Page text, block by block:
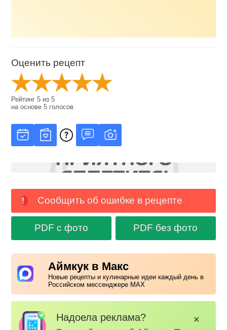
Оценить рецепт
Рейтинг5 из5
на основе5 голосов
Сообщить об ошибке в рецепте
PDF с фото PDF без фото
Аймкук в Макс
Новые рецепты и кулинарные идеи каждый день в
Российском мессенджере MAX
Надоела реклама? ✕